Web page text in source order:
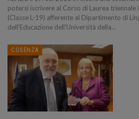
potersi iscrivere al Corso di Laurea triennale
(Classe L-19) afferente al Dipartimento di
dell'Educazione dell'Università della…
COSENZA